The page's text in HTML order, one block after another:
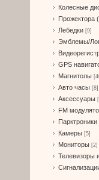
Колесные
Прожектора
Лебедки [9]
Эмблемы/
GPS
Магнитолы
Авто часы [8]
Аксессуары
FM
Парктроники
Камеры [5]
Мониторы [2]
Телевизоры